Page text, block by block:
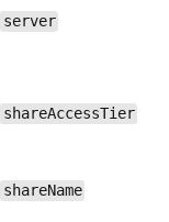
server
shareAccessTier
shareName